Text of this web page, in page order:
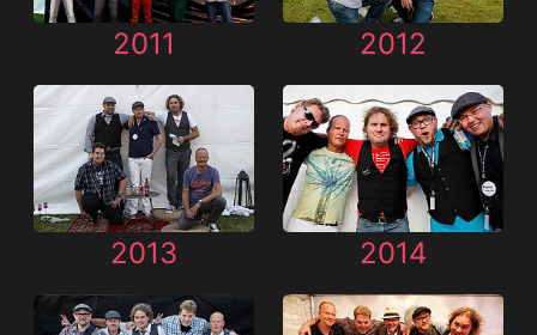
2011 2012
2013 2014